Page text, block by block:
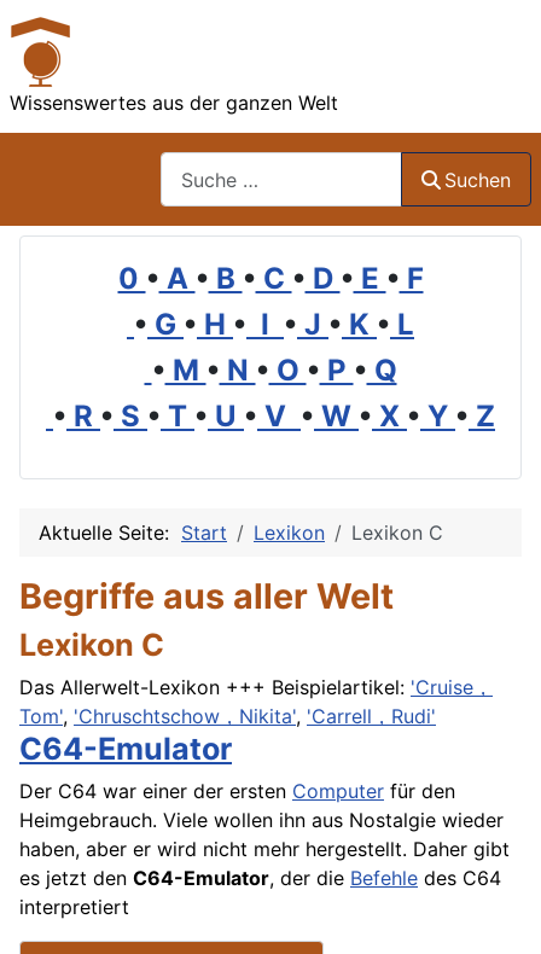
Wissenswertes aus der ganzen Welt
Suchen
0 • A • B • C • D • E • F
• G • H • I • J • K • L
• M • N • O • P • Q
• R • S • T • U • V • W • X • Y • Z
Aktuelle Seite: Start Lexikon Lexikon C
Begriffe aus aller Welt
Lexikon C
Das Allerwelt-Lexikon +++ Beispielartikel: 'Cruise，
Tom', 'Chruschtschow，Nikita', 'Carrell，Rudi'
C64-Emulator
Der C64 war einer der ersten Computer für den
Heimgebrauch. Viele wollen ihn aus Nostalgie wieder
haben, aber er wird nicht mehr hergestellt. Daher gibt
es jetzt den C64-Emulator, der die Befehle des C64
interpretiert